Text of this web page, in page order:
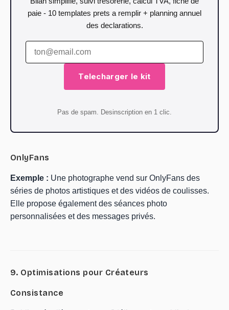
paie - 10 templates prets a remplir + planning annuel
des declarations.
Telecharger le kit
Pas de spam. Desinscription en 1 clic.
OnlyFans
Exemple : Une photographe vend sur OnlyFans des
séries de photos artistiques et des vidéos de coulisses.
Elle propose également des séances photo
personnalisées et des messages privés.
9. Optimisations pour Créateurs
Consistance